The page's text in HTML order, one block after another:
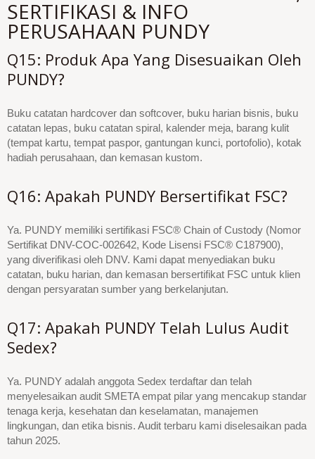
SERTIFIKASI & INFO
PERUSAHAAN PUNDY
Q15: Produk Apa Yang Disesuaikan Oleh
PUNDY?
Buku catatan hardcover dan softcover, buku harian bisnis, buku
catatan lepas, buku catatan spiral, kalender meja, barang kulit
(tempat kartu, tempat paspor, gantungan kunci, portofolio), kotak
hadiah perusahaan, dan kemasan kustom.
Q16: Apakah PUNDY Bersertifikat FSC?
Ya. PUNDY memiliki sertifikasi FSC® Chain of Custody (Nomor
Sertifikat DNV-COC-002642, Kode Lisensi FSC® C187900),
yang diverifikasi oleh DNV. Kami dapat menyediakan buku
catatan, buku harian, dan kemasan bersertifikat FSC untuk klien
dengan persyaratan sumber yang berkelanjutan.
Q17: Apakah PUNDY Telah Lulus Audit
Sedex?
Ya. PUNDY adalah anggota Sedex terdaftar dan telah
menyelesaikan audit SMETA empat pilar yang mencakup standar
tenaga kerja, kesehatan dan keselamatan, manajemen
lingkungan, dan etika bisnis. Audit terbaru kami diselesaikan pada
tahun 2025.